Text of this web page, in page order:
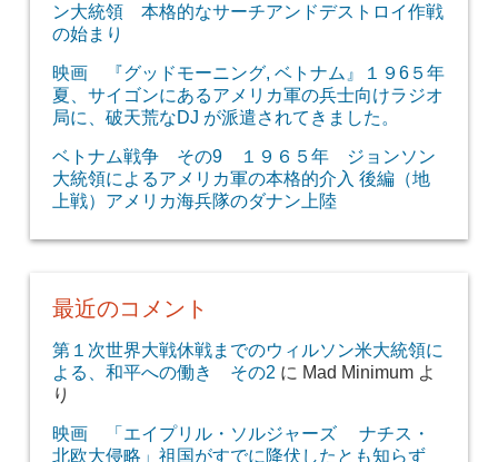
ン大統領 本格的なサーチアンドデストロイ作戦
の始まり
映画 『グッドモーニング, ベトナム』１９6５年
夏、サイゴンにあるアメリカ軍の兵士向けラジオ
局に、破天荒なDJ が派遣されてきました。
ベトナム戦争 その9 １９６５年 ジョンソン
大統領によるアメリカ軍の本格的介入 後編（地
上戦）アメリカ海兵隊のダナン上陸
最近のコメント
第１次世界大戦休戦までのウィルソン米大統領に
よる、和平への働き その2 に Mad Minimumよ
り
映画 「エイプリル・ソルジャーズ ナチス・
北欧大侵略」祖国がすでに降伏したとも知らず